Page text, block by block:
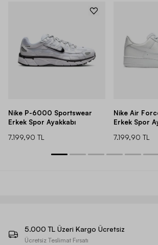
Nike P-6000 Sportswear
Erkek Spor Ayakkabı
7.199,90 TL
Nike Air
Erkek Spor
7.199,90 TL
5.000 TL Üzeri Kargo Ücretsiz
Ücretsiz Teslimat Fırsatı